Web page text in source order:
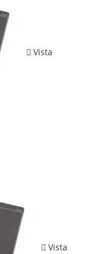
Vista
Vista